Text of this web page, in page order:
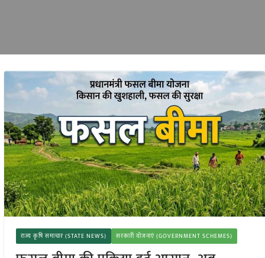
राज्य कृषि समाचार (STATE NEWS) सरकारी योजनाएं (GOVERNMENT SCHEMES)